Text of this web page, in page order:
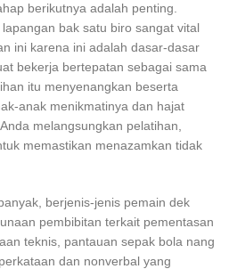
berikutnya adalah penting.
bak satu biro sangat vital
ini karena ini adalah dasar-dasar
bekerja bertepatan sebagai sama
itu menyenangkan beserta
anak menikmatinya dan hajat
melangsungkan pelatihan,
memastikan menazamkan tidak
berjenis-jenis pemain dek
pembibitan terkait pementasan
teknis, pantauan sepak bola nang
dan nonverbal yang